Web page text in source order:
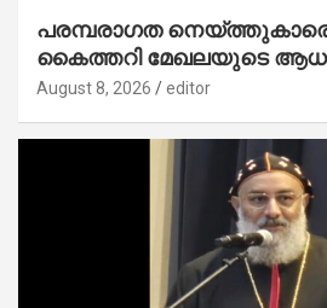
പരമ്പരാഗത നെയ്ത്തുകാരെ
കൈത്തറി മേഖലയുടെ
സാധ്യമാക്കും : ഡെപ്യൂട്ടി
August 8, 2026 editor